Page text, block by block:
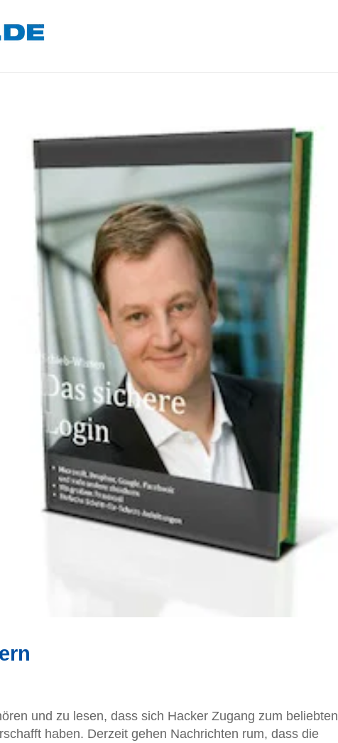
und zu lesen, dass sich Hacker Zugang zum beliebten
haben. Derzeit gehen Nachrichten rum, dass die